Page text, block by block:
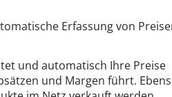
Erfassung von
und automatisch Ihre Preise
und Margen führt.